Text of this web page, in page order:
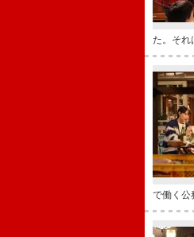
た。それ
で働く公